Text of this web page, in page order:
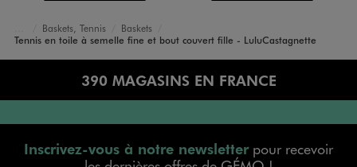
Accueil
Fille
Chaussures
Baskets, Tennis
Baskets
Tennis en toile à semelle fine et bout couvert fille - LuluCastagnette
390 MAGASINS EN FRANCE
Inscrivez-vous à notre newsletterpour recevoir